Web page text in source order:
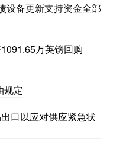
设备更新支持资金全部
万英镑回购
规定
口以应对供应紧急状